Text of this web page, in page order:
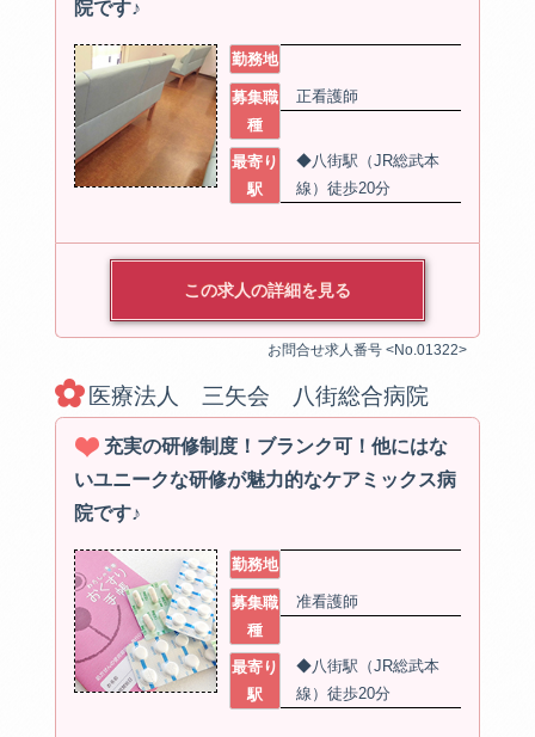
院です♪
勤務地
募集職
種
正看護師
最寄り
駅
◆八街駅（JR総武本
線）徒歩20分
この求人の詳細を見る
お問合せ求人番号 <No.01322>
医療法人 三矢会 八街総合病院
充実の研修制度！ブランク可！他にはな
いユニークな研修が魅力的なケアミックス病
院です♪
勤務地
募集職
種
准看護師
最寄り
駅
◆八街駅（JR総武本
線）徒歩20分